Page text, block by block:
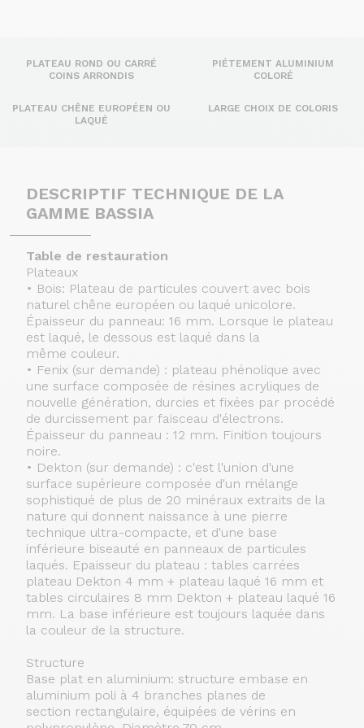
PLATEAU ROND OU CARRÉ
COINS ARRONDIS
PIÉTEMENT ALUMINIUM
COLORÉ
PLATEAU CHÊNE EUROPÉEN OU
LAQUÉ
LARGE CHOIX DE COLORIS
DESCRIPTIF TECHNIQUE DE LA
GAMME BASSIA
Table de restauration
Plateaux
• Bois: Plateau de particules couvert avec bois
naturel chêne européen ou laqué unicolore.
Épaisseur du panneau: 16 mm. Lorsque le plateau
est laqué, le dessous est laqué dans la
même couleur.
• Fenix (sur demande) : plateau phénolique avec
une surface composée de résines acryliques de
nouvelle génération, durcies et fixées par procédé
de durcissement par faisceau d'électrons.
Épaisseur du panneau : 12 mm. Finition toujours
noire.
• Dekton (sur demande) : c'est l'union d'une
surface supérieure composée d'un mélange
sophistiqué de plus de 20 minéraux extraits de la
nature qui donnent naissance à une pierre
technique ultra-compacte, et d'une base
inférieure biseauté en panneaux de particules
laqués. Epaisseur du plateau : tables carrées
plateau Dekton 4 mm + plateau laqué 16 mm et
tables circulaires 8 mm Dekton + plateau laqué 16
mm. La base inférieure est toujours laquée dans
la couleur de la structure.
Structure
Base plat en aluminium: structure embase en
aluminium poli à 4 branches planes de
section rectangulaire, équipées de vérins en